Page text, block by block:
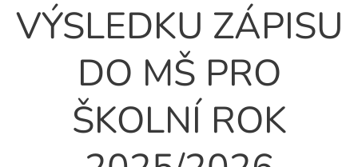
VÝSLEDKU ZÁPISU
DO MŠ PRO
ŠKOLNÍ ROK